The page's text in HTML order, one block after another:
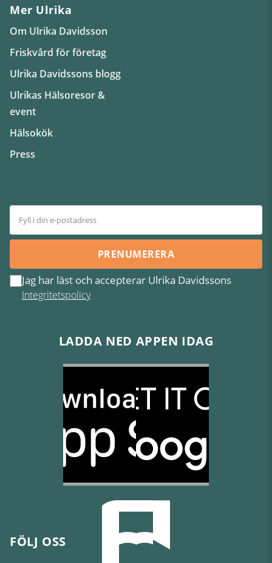
Mer Ulrika
Om Ulrika Davidsson
Friskvård för företag
Ulrika Davidssons blogg
Ulrikas Hälsoresor &
event
Hälsokök
Press
PRENUMERERA
Jag har läst och accepterar Ulrika Davidssons
Integritetspolicy
LADDA NED APPEN IDAG
FÖLJ OSS